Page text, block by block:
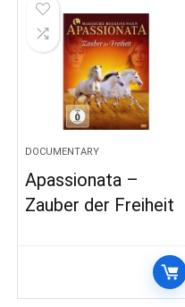
DOCUMENTARY
Apassionata –
Zauber der Freiheit